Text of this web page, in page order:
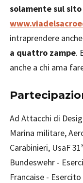
solamente sul
intraprendere anche
a quattro zampe.
anche a chi ama
Ad Attacchi di
Marina militare,
Carabinieri, UsaF 31
Bundeswehr -
Francaise -